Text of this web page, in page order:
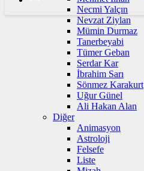
Necmi Yalçın
Nevzat Ziylan
Mümin Durmaz
Tanerbeyabi
Tümer Geban
Serdar Kar
İbrahim Sarı
Sönmez Karakurt
Uğur Günel
Ali Hakan Alan
Diğer
Animasyon
Astroloji
Felsefe
Liste